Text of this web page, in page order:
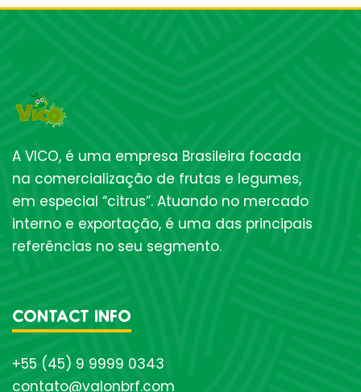
A VICO, é uma empresa Brasileira focada
na comercialização de frutas e legumes,
em especial “citrus”. Atuando no mercado
interno e exportação, é uma das principais
referências no seu segmento.
CONTACT INFO
+55 (45) 9 9999 0343
contato@valonbrf.com